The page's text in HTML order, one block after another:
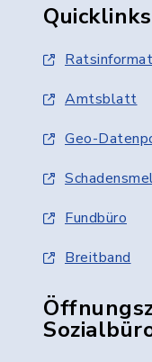
Quicklinks
Amtsblatt
Geo-
Fundbüro
Breitband